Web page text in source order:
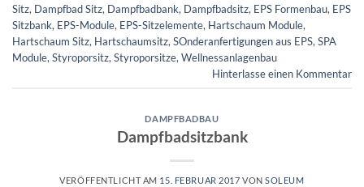
Sitz, Dampfbad Sitz, Dampfbadbank, Dampfbadsitz, EPS Formenbau, EPS
Sitzbank, EPS-Module, EPS-Sitzelemente, Hartschaum Module,
Hartschaum Sitz, Hartschaumsitz, SOnderanfertigungen aus EPS, SPA
Module, Styroporsitz, Styroporsitze, Wellnessanlagenbau
Hinterlasse einen Kommentar
DAMPFBADBAU
Dampfbadsitzbank
VERÖFFENTLICHT AM 15. FEBRUAR 2017 VONSOLEUM